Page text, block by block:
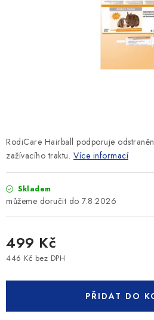
KRÁLÍCI/HLODAVCI/PTÁCI
Podmínky ochrany osobních údajů
RodiCare Hairball podporuje
zažívacího traktu. Více informací
Skladem
7.8.2026
499 Kč
446 Kč bez DPH
PŘIDAT DO